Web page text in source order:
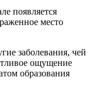
появляется
место
заболевания, чей
ощущение
образования